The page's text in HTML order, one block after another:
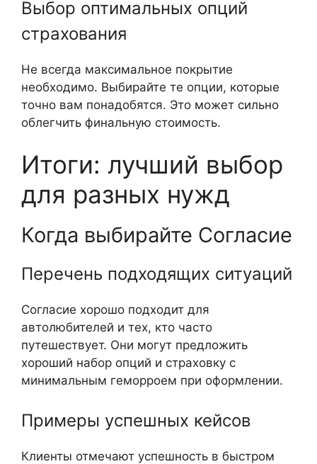
Выбор оптимальных опций
страхования
Не всегда максимальное покрытие
необходимо. Выбирайте те опции, которые
точно вам понадобятся. Это может сильно
облегчить финальную стоимость.
Итоги: лучший выбор
для разных нужд
Когда выбирайте Согласие
Перечень подходящих ситуаций
Согласие хорошо подходит для
автолюбителей и тех, кто часто
путешествует. Они могут предложить
хороший набор опций и страховку с
минимальным геморроем при оформлении.
Примеры успешных кейсов
Клиенты отмечают успешность в быстром